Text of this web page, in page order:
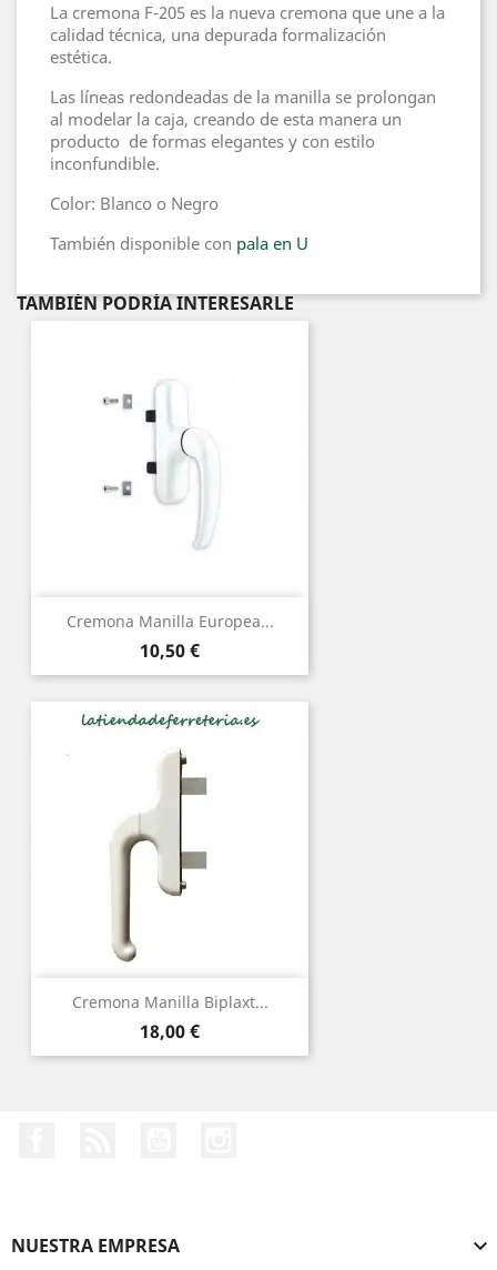
La cremona F-205 es la nueva cremona que une a la
calidad técnica, una depurada formalización
estética.
Las líneas redondeadas de la manilla se prolongan
al modelar la caja, creando de esta manera un
producto de formas elegantes y con estilo
inconfundible.
Color: Blanco o Negro
También disponible con pala en U
TAMBIÉN PODRÍA INTERESARLE
Cremona Manilla Europea...
Precio
10,50 €
Cremona Manilla Biplaxt...
Precio
18,00 €
NUESTRA EMPRESA 